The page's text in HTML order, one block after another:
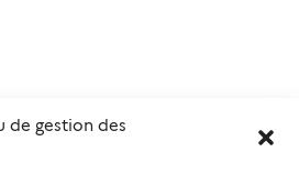
de gestion des
à l’accueil et à l’intégration